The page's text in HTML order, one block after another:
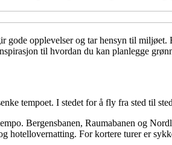
gode opplevelser og tar hensyn til
til hvordan du kan planlegge
tempoet. I stedet for å fly fra sted til
Bergensbanen, Raumabanen og
hotellovernatting. For kortere turer er